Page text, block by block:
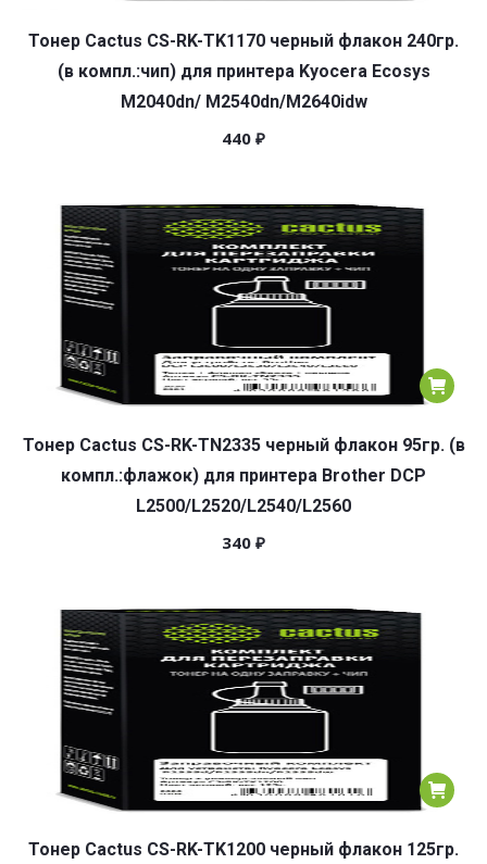
Тонер Cactus CS-RK-TK1170 черный флакон 240гр.
(в компл.:чип) для принтера Kyocera Ecosys
M2040dn/ M2540dn/M2640idw
440 ₽
Тонер Cactus CS-RK-TN2335 черный флакон 95гр. (в
компл.:флажок) для принтера Brother DCP
L2500/L2520/L2540/L2560
340 ₽
Тонер Cactus CS-RK-TK1200 черный флакон 125гр.